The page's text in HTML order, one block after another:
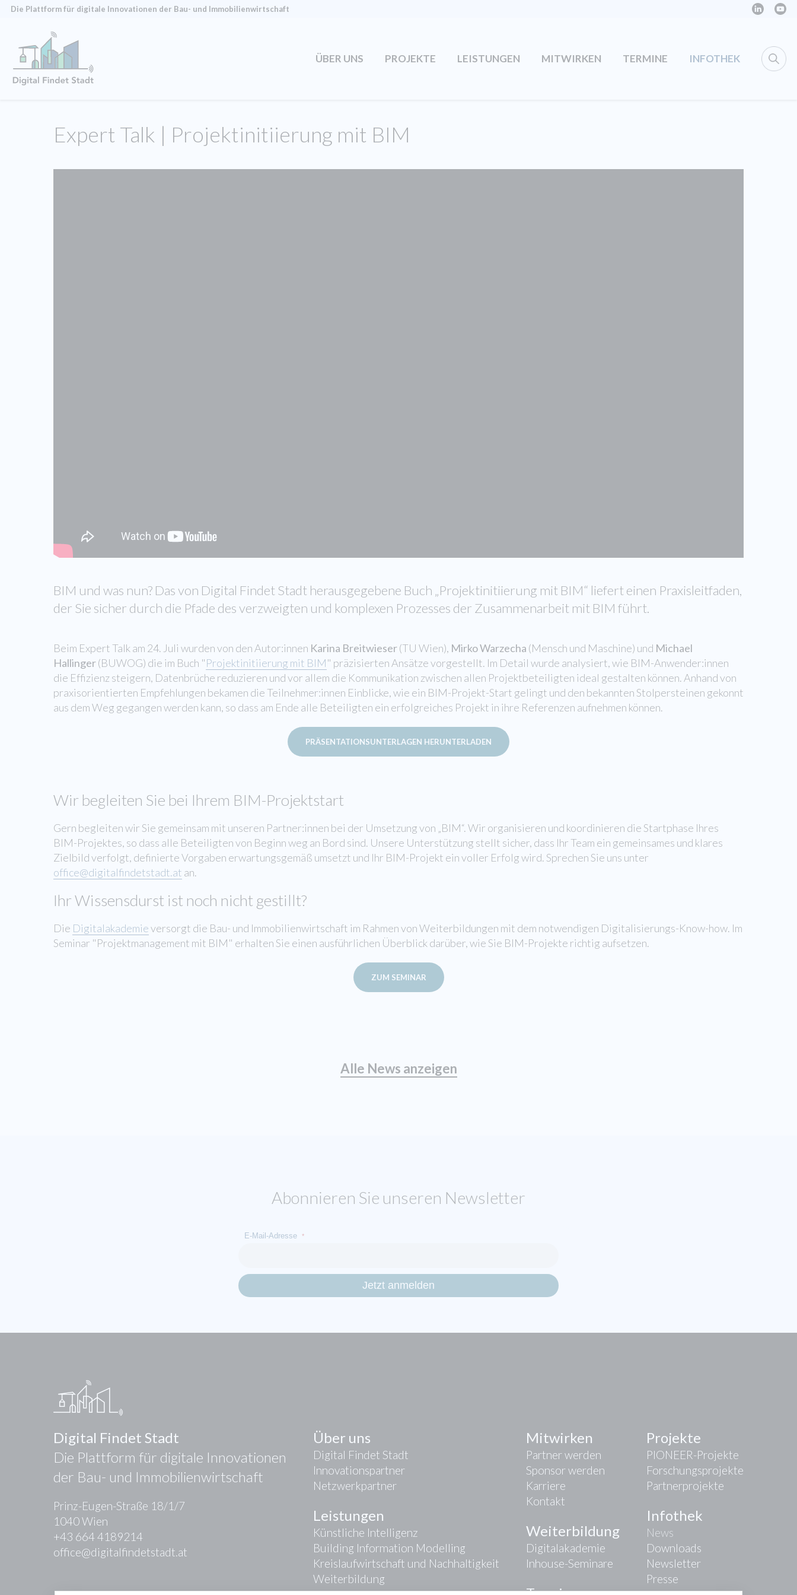
Die Plattform für digitale Innovationen der Bau- und Immobilien­wirtschaft
ÜBER UNS PROJEKTE LEISTUNGEN MITWIRKEN TERMINE INFOTHEK
Expert Talk | Projektinitiierung mit BIM
BIM und was nun? Das von Digital Findet Stadt herausgegebene Buch „Projektinitiierung mit BIM“ liefert einen Praxisleitfaden,
der Sie sicher durch die Pfade des verzweigten und komplexen Prozesses der Zusammenarbeit mit BIM führt.
Beim Expert Talk am 24. Juli wurden von den Autor:innen Karina Breitwieser(TU Wien), Mirko Warzecha (Mensch und Maschine) und Michael
Hallinger(BUWOG) die im Buch "Projektinitiierung mit BIM" präzisierten Ansätze vorgestellt. Im Detail wurde analysiert, wie BIM-Anwender:innen
die Effizienz steigern, Datenbrüche reduzieren und vor allem die Kommunikation zwischen allen Projektbeteiligten ideal gestalten können. Anhand von
praxisorientierten Empfehlungen bekamen die Teilnehmer:innen Einblicke, wie ein BIM-Projekt-Start gelingt und den bekannten Stolpersteinen gekonnt
aus dem Weg gegangen werden kann, so dass am Ende alle Beteiligten ein erfolgreiches Projekt in ihre Referenzen aufnehmen können.
PRÄSENTATIONSUNTERLAGEN HERUNTERLADEN
Wir begleiten Sie bei Ihrem BIM-Projektstart
Gern begleiten wir Sie gemeinsam mit unseren Partner:innen bei der Umsetzung von „BIM“. Wir organisieren und koordinieren die Startphase Ihres
BIM-Projektes, so dass alle Beteiligten von Beginn weg an Bord sind. Unsere Unterstützung stellt sicher, dass Ihr Team ein gemeinsames und klares
Zielbild verfolgt, definierte Vorgaben erwartungsgemäß umsetzt und Ihr BIM-Projekt ein voller Erfolg wird. Sprechen Sie uns unter
office@digitalfindetstadt.at an.
Ihr Wissensdurst ist noch nicht gestillt?
Die Digitalakademieversorgt die Bau- und Immobilienwirtschaft im Rahmen von Weiterbildungen mit dem notwendigen Digitalisierungs-Know-how. Im
Seminar "Projektmanagement mit BIM" erhalten Sie einen ausführlichen Überblick darüber, wie Sie BIM-Projekte richtig aufsetzen.
ZUM SEMINAR
Alle News anzeigen
Abonnieren Sie unseren Newsletter
E-Mail-Adresse *
Digital Findet Stadt
Die Plattform für digitale Innovationen
der Bau- und Immobilienwirtschaft
Prinz-Eugen-Straße 18/1/7
1040 Wien
+43 664 4189214
office@digitalfindetstadt.at
Über uns
Digital Findet Stadt
Innovationspartner
Netzwerkpartner
Leistungen
Künstliche Intelligenz
Building Information Modelling
Kreislaufwirtschaft und Nachhaltigkeit
Weiterbildung
Mitwirken
Partner werden
Sponsor werden
Karriere
Kontakt
Weiterbildung
Digitalakademie
Inhouse-Seminare
Projekte
PIONEER-Projekte
Forschungsprojekte
Partnerprojekte
Infothek
News
Downloads
Newsletter
Presse